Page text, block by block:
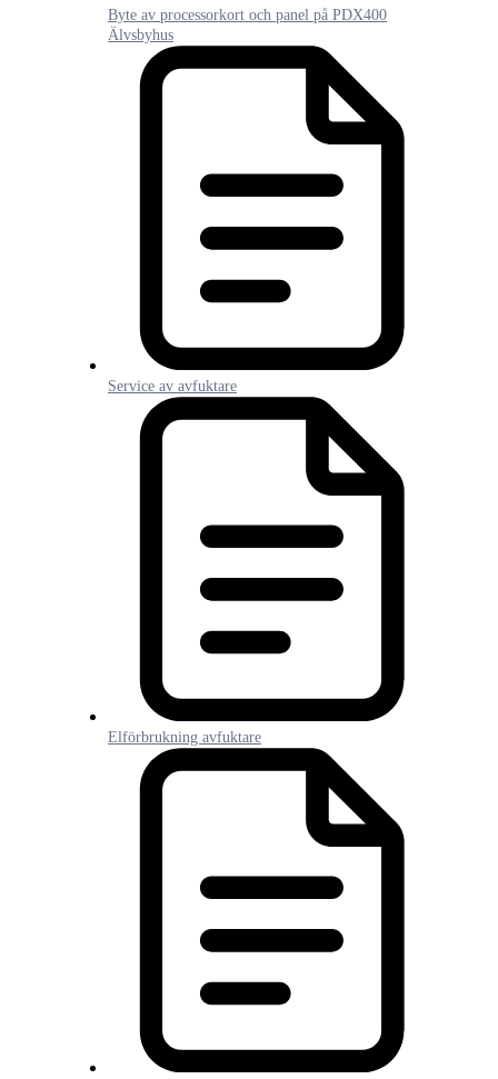
Byte av processorkort och panel på PDX400
Älvsbyhus
Service av avfuktare
Elförbrukning avfuktare